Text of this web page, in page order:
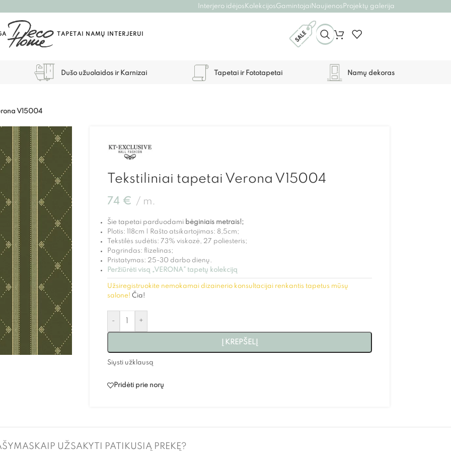
Interjero idėjos KolekcijosGamintojai Naujienos Projektų galerija
TAPETAI NAMŲ INTERJERUI
Dušo užuolaidos ir Karnizai Tapetai ir Fototapetai Namų dekoras
V15004
Tekstiliniai tapetai Verona V15004
74 € m.
Šie tapetai parduodami bėginiais metrais!;
Plotis: 118cm | Rašto atsikartojimas: 8,5cm;
Tekstilės sudėtis: 73% viskozė, 27 poliesteris;
Pagrindas: flizelinas;
Pristatymas: 25-30 darbo dienų.
Peržiūrėti visą „VERONA” tapetų kolekciją
Užsiregistruokite nemokamai dizainerio konsultacijai renkantis tapetus mūsų
salone! Čia!
- +
Į KREPŠELĮ
Siųsti užklausą
Pridėti prie norų
KAIP UŽSAKYTI PATIKUSIĄ PREKĘ?